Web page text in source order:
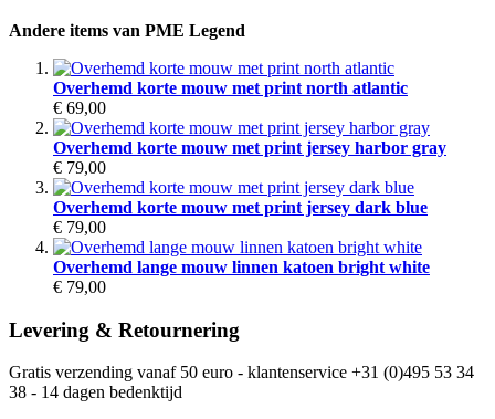
Andere items van PME Legend
Overhemd korte mouw met print north atlantic
€ 69,00
Overhemd korte mouw met print jersey harbor gray
€ 79,00
Overhemd korte mouw met print jersey dark blue
€ 79,00
Overhemd lange mouw linnen katoen bright white
€ 79,00
Levering & Retournering
Gratis verzending vanaf 50 euro - klantenservice +31 (0)495 53 34
38 - 14 dagen bedenktijd